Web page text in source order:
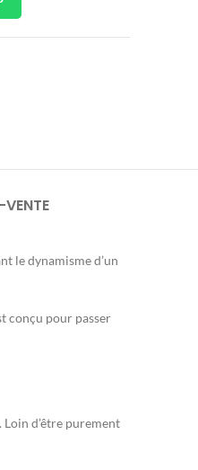
le dynamisme d’un
conçu pour passer
d’être purement